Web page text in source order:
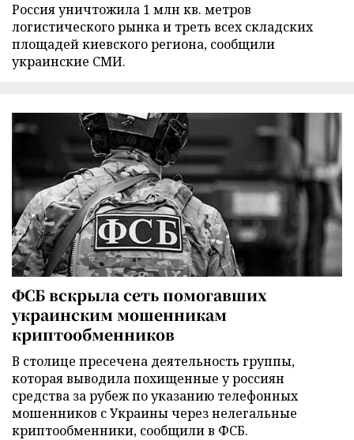
Россия уничтожила 1 млн кв. метров
логистического рынка и треть всех складских
площадей киевского региона, сообщили
украинские СМИ.
ФСБ вскрыла сеть помогавших
украинским мошенникам
криптообменников
В столице пресечена деятельность группы,
которая выводила похищенные у россиян
средства за рубеж по указанию телефонных
мошенников с Украины через нелегальные
криптообменники, сообщили в ФСБ.